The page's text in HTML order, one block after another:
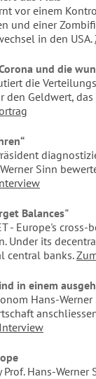
vor einem
und einer
in den USA.
und die
die
den Geldwert,
Sinn
Balances"
- Europe's
its
central banks.
in einem
Hans-
Prof. Hans-